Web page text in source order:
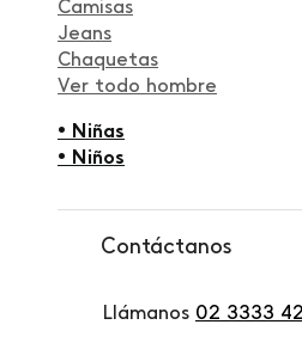
Camisas
Jeans
Chaquetas
Ver todo hombre
• Niñas
• Niños
Contáctanos
Llámanos 02 3333